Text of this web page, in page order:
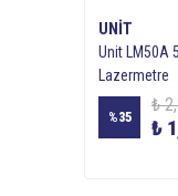
UNIT
Unit LM50A
Lazermetre
%35
₺
₺